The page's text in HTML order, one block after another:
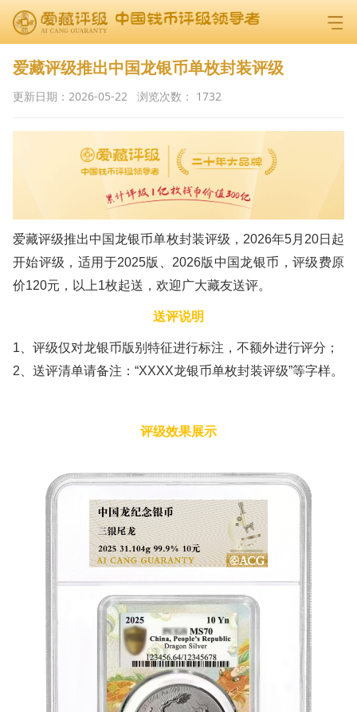
爱藏评级推出中国龙银币单枚封装评级
更新日期： 2026-05-22 浏览次数： 1732
爱藏评级推出中国龙银币单枚封装评级， 2026年5月20日起
开始评级， 适用于2025版、2026版中国龙银币， 评级费原
价120元， 以上1枚起送，欢迎广大藏友送评。
送评说明
1、评级仅对龙银币版别特征进行标注，不额外进行评分；
2、送评清单请备注：“XXXX龙银币单枚封装评级”等字样。
评级效果展示